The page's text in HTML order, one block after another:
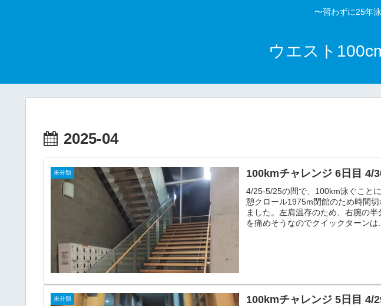
〜習わずに25年
ウエスト
2025-04
未分類 100kmチャレンジ 6日目 4/
4/25-5/25の間で、100km泳ぐこと
憩クロール1975m閉館のため時間
ました。左肩温存のため、右腕の
を痛めそうなのでクイックターンは...
未分類 100kmチャレンジ 5日目 4/